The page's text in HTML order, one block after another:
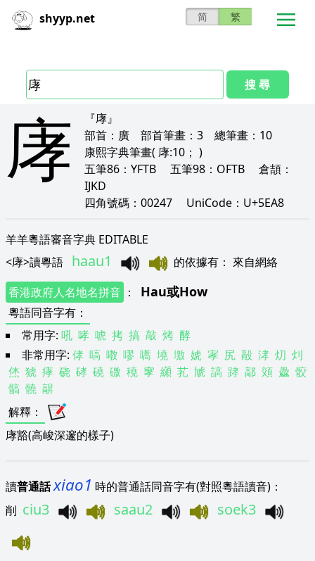
shyyp.net 简 繁
搜 尋
庨
『庨』
部首： 廣 部首筆畫： 3 總筆畫： 10
康熙字典筆畫( 庨:10； )
五筆86： YFTB 五筆98： OFTB 倉頡：
IJKD
四角號碼： 00247 UniCode： U+5EA8
羊羊粵語審音字典 EDITABLE
<庨>讀粵語 haau1 的依據有 ： 來自網絡
香港政府人名地名拼音 ： Hau或How
粵語同音字有 ：
常用字: 吼 哮 唬 拷 搞 敲 烤 酵
非常用字: 侾 嗃 嘋 嘐 嚆 墝 墽 婋 宯 尻 毃 涍 灱 灲
烋 猇 痚 硗 硣 磽 礉 穘 窙 纐 芤 虓 謞 踍 鄗 頝 飍 骹
髇 髐 髜
解釋 ：
庨豁(高峻深邃的樣子)
讀普通話xiao1 時的普通話同音字有(對照粵語讀音)：
削 ciu3 saau2 soek3